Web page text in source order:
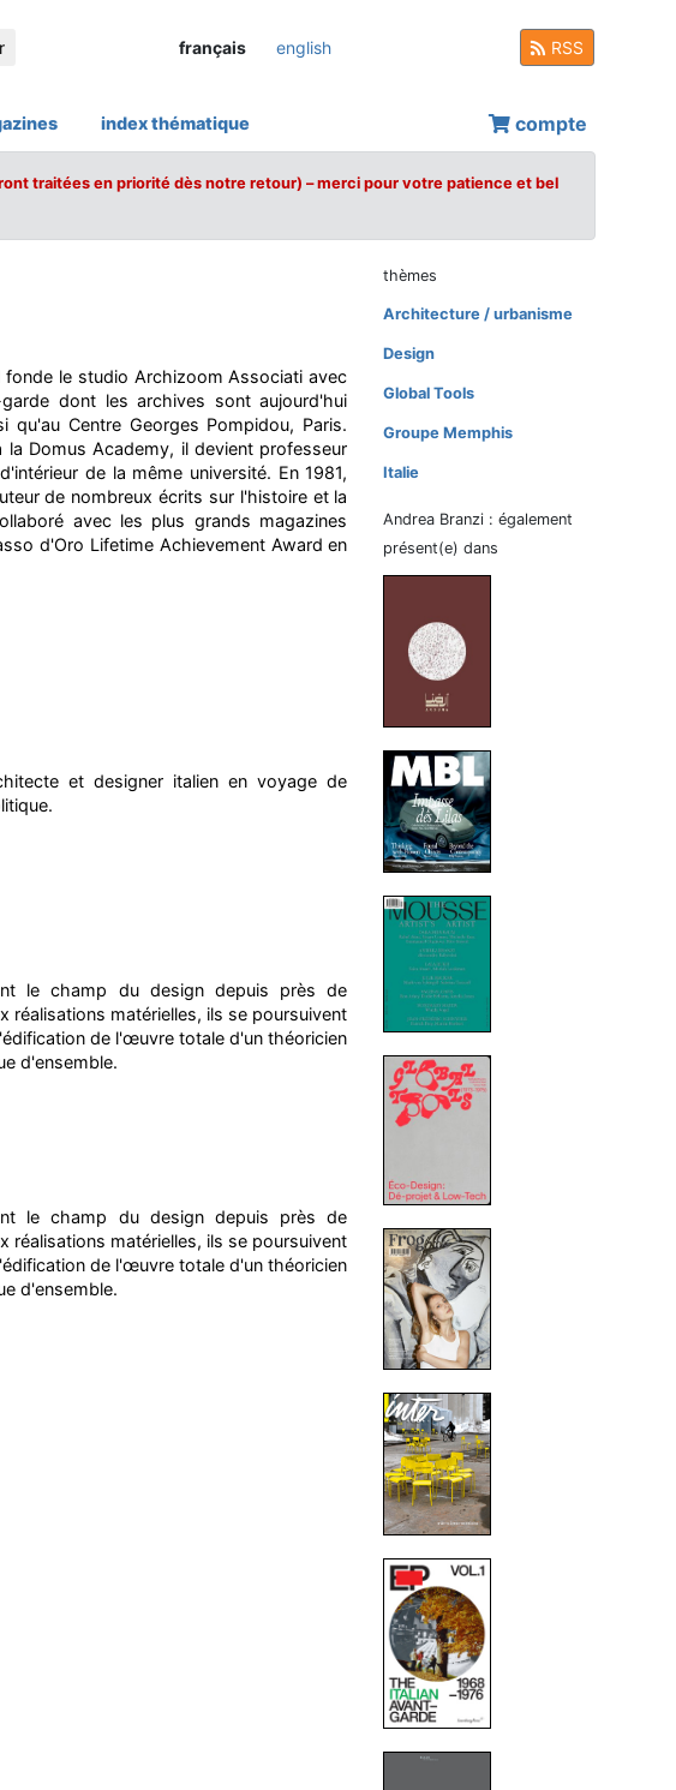
français english RSS
index thématique compte
traitées en priorité dès notre retour) – merci pour votre patience et bel
le studio Archizoom Associati avec
dont les archives sont aujourd'hui
qu'au Centre Georges Pompidou, Paris.
Domus Academy, il devient professeur
de la même université. En 1981,
de nombreux écrits sur l'histoire et la
avec les plus grands magazines
d'Oro Lifetime Achievement Award en
et designer italien en voyage de
le champ du design depuis près de
réalisations matérielles, ils se poursuivent
de l'œuvre totale d'un théoricien
d'ensemble.
le champ du design depuis près de
réalisations matérielles, ils se poursuivent
de l'œuvre totale d'un théoricien
d'ensemble.
thèmes
Architecture / urbanisme
Design
Global Tools
Groupe Memphis
Italie
Andrea Branzi : également
présent(e) dans